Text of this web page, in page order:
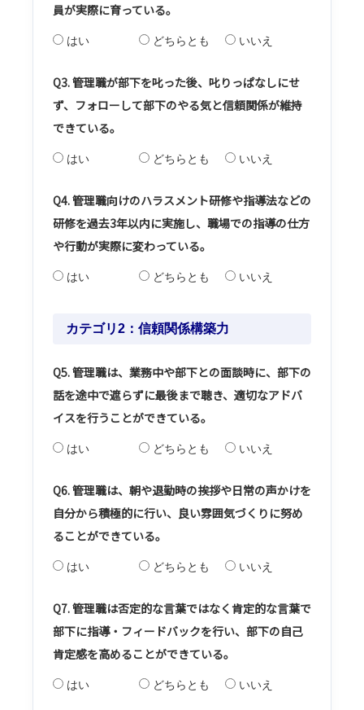
員が実際に育っている。
はい どちらとも いいえ
Q3. 管理職が部下を叱った後、叱りっぱなしにせ
ず、フォローして部下のやる気と信頼関係が維持
できている。
はい どちらとも いいえ
Q4. 管理職向けのハラスメント研修や指導法などの
研修を過去3年以内に実施し、職場での指導の仕方
や行動が実際に変わっている。
はい どちらとも いいえ
カテゴリ2：信頼関係構築力
Q5. 管理職は、業務中や部下との面談時に、部下の
話を途中で遮らずに最後まで聴き、適切なアドバ
イスを行うことができている。
はい どちらとも いいえ
Q6. 管理職は、朝や退勤時の挨拶や日常の声かけを
自分から積極的に行い、良い雰囲気づくりに努め
ることができている。
はい どちらとも いいえ
Q7. 管理職は否定的な言葉ではなく肯定的な言葉で
部下に指導・フィードバックを行い、部下の自己
肯定感を高めることができている。
はい どちらとも いいえ